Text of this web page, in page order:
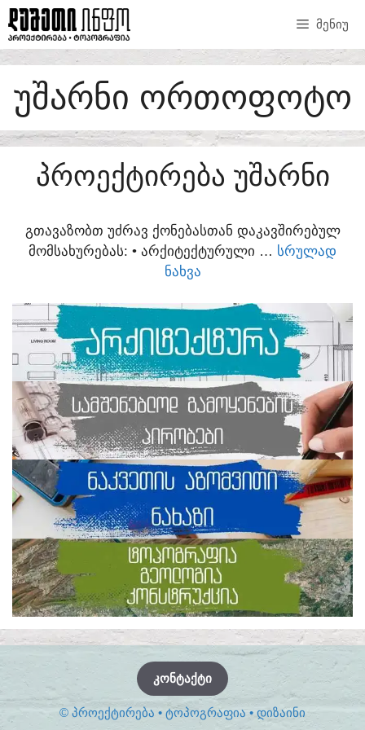
SKIP
TO
CONTENT
ᲛᲔᲜᲘᲣ
ᲣᲨᲐᲠᲜᲘ ᲝᲠᲗᲝᲤᲝᲢᲝ
ᲞᲠᲝᲔᲥᲢᲘᲠᲔᲑᲐ ᲣᲨᲐᲠᲜᲘ
ᲒᲗᲐᲕᲐᲖᲝᲑᲗ ᲣᲫᲠᲐᲕ ᲥᲝᲜᲔᲑᲐᲡᲗᲐᲜ ᲓᲐᲙᲐᲕᲨᲘᲠᲔᲑᲣᲚ
ᲛᲝᲛᲡᲐᲮᲣᲠᲔᲑᲐᲡ:​ • ᲐᲠᲥᲘᲢᲔᲥᲢᲣᲠᲣᲚᲘ … ᲡᲠᲣᲚᲐᲓ
ᲜᲐᲮᲕᲐ
ᲙᲝᲜᲢᲐᲥᲢᲘ
© ᲞᲠᲝᲔᲥᲢᲘᲠᲔᲑᲐ • ᲢᲝᲞᲝᲒᲠᲐᲤᲘᲐ • ᲓᲘᲖᲐᲘᲜᲘ